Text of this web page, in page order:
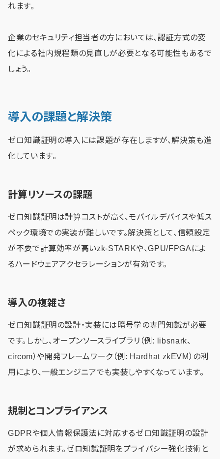
れます。
企業のセキュリティ担当者の方においては、認証方式の変
化による社内規程類の見直しが必要となる可能性もあるで
しょう。
導入の課題と解決策
ゼロ知識証明の導入には課題が存在しますが、解決策も進
化しています。
計算リソースの課題
ゼロ知識証明は計算コストが高く、モバイルデバイスや低ス
ペック環境での実装が難しいです。解決策として、信頼設定
が不要で計算効率が高いzk-STARKや、GPU/FPGAによ
るハードウェアアクセラレーションが有効です。
導入の複雑さ
ゼロ知識証明の設計・実装には暗号学の専門知識が必要
です。しかし、オープンソースライブラリ（例: libsnark、
circom）や開発フレームワーク（例: Hardhat zkEVM）の利
用により、一般エンジニアでも実装しやすくなっています。
規制とコンプライアンス
GDPRや個人情報保護法に対応するゼロ知識証明の設計
が求められます。ゼロ知識証明をプライバシー強化技術と